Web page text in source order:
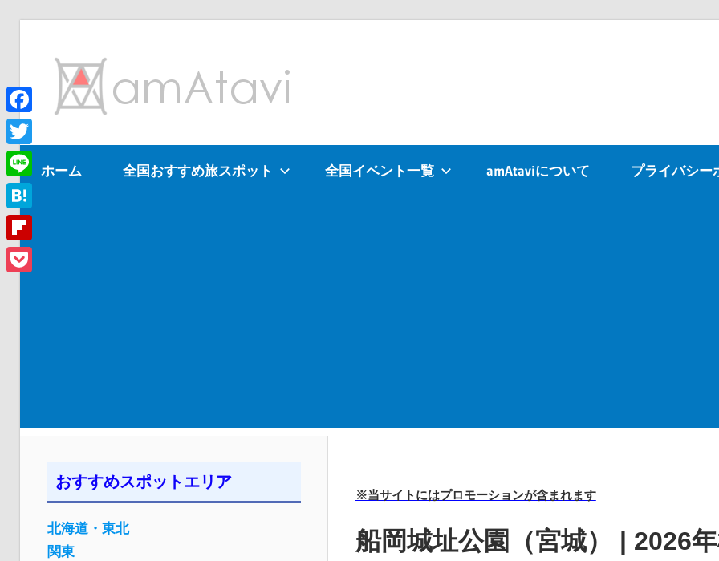
ン
ツ
へ
ス
キ
ッ
プ
を
見
ホーム 全国おすすめ旅スポット 全国イベント一覧 amAtaviについて プライバシー
※当サイトにはプロモーションが含まれます
船岡城址公園（宮城） | 2026
おすすめスポットエリア
北海道・東北
関東
Facebook
Twitter
Line
Hatena
Flipboard